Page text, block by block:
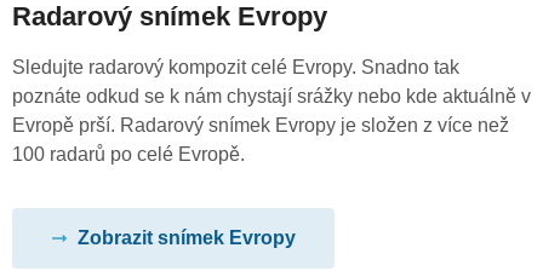
Radarový snímek Evropy
Sledujte radarový kompozit celé Evropy. Snadno tak
poznáte odkud se k nám chystají srážky nebo kde aktuálně v
Evropě prší. Radarový snímek Evropy je složen z více než
100 radarů po celé Evropě.
Zobrazit snímek Evropy